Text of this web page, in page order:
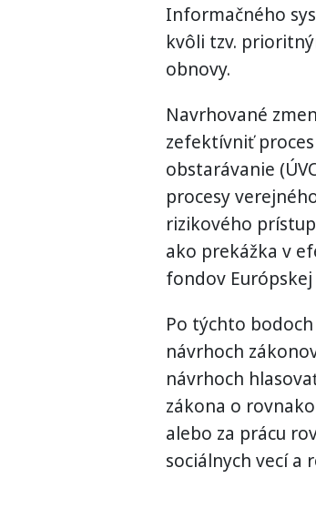
Informačného
kvôli tzv.
obnovy.
Navrhované
zefektívniť
obstarávanie
procesy
rizikového
ako prekážka v
fondov Európskej
Po týchto
návrhoch
návrhoch
zákona o
alebo za prácu
sociálnych vecí a